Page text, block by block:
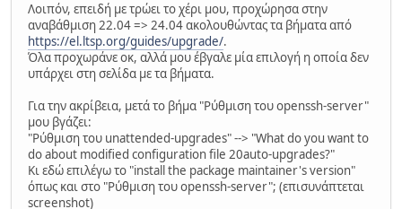
Λοιπόν, επειδή με τρώει το χέρι μου, προχώρησα στην
αναβάθμιση 22.04 => 24.04 ακολουθώντας τα βήματα από
https://el.ltsp.org/guides/upgrade/.
Όλα προχωράνε οκ, αλλά μου έβγαλε μία επιλογή η οποία δεν
υπάρχει στη σελίδα με τα βήματα.
Για την ακρίβεια, μετά το βήμα "Ρύθμιση του openssh-server"
μου βγάζει:
"Ρύθμιση του unattended-upgrades" --> "What do you want to
do about modified configuration file 20auto-upgrades?"
Κι εδώ επιλέγω το "install the package maintainer's version"
όπως και στο "Ρύθμιση του openssh-server"; (επισυνάπτεται
screenshot)